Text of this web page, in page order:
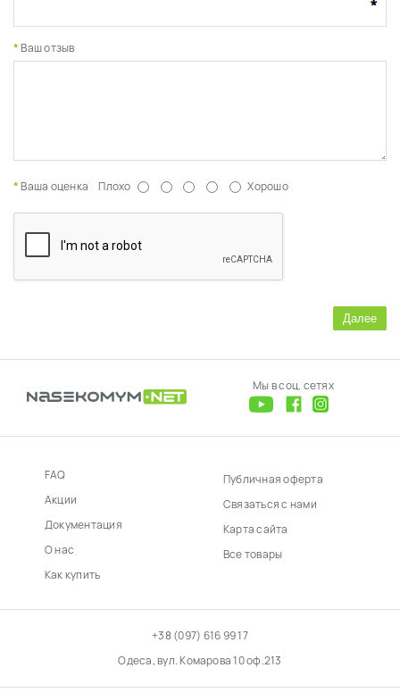
Ваш отзыв
Ваша оценка Плохо Хорошо
Далее
Мы в соц. сетях
FAQ
Акции
Документация
О нас
Как купить
Публичная оферта
Связаться с нами
Карта сайта
Все товары
+38 (097) 616 99 17
Одеса, вул. Комарова 10 оф.213